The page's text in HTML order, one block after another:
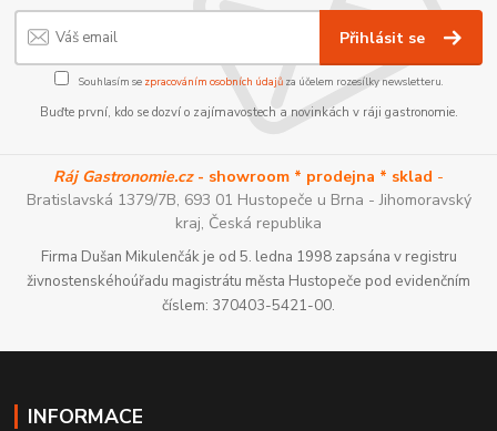
Přihlásit se
Souhlasím se zpracováním osobních údajůza účelem rozesílky newsletteru.
Buďte první, kdo se dozví o zajímavostech a novinkách v ráji gastronomie.
Ráj Gastronomie.cz- showroom * prodejna * sklad -
Bratislavská 1379/7B, 693 01 Hustopeče u Brna - Jihomoravský
kraj, Česká republika
Firma Dušan Mikulenčák je od 5. ledna 1998 zapsána v registru
živnostenskéhoúřadu magistrátu města Hustopeče pod evidenčním
číslem: 370403-5421-00.
INFORMACE